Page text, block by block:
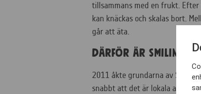
tillsammans med en frukt.
kan knäckas och skalas bort.
går att äta.
Därför är Smilings
2011 åkte grundarna av
snabbt att det är lokala